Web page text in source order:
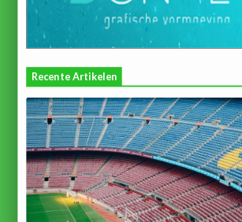
Recente Artikelen